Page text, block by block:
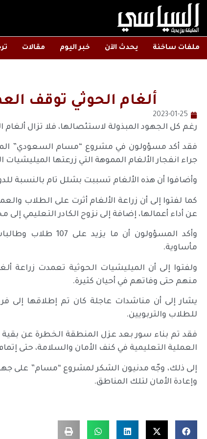
ملفات ساخنة يحدث الآن خبر اليوم مقالات
ألغام الحوثي توقف
2023-01-25
رغم كل الجهود المبذولة لاستئصالها، فلا تزال
جراء انفجار الألغام المموهة التي زرعتها
وأضافوا أن هذه الألغام تسببت بشلل تام بالنسبة
كما لفتوا إلى أن زراعة الألغام أثرت على الطلاب
عن أداء أعمالها، إضافة إلى نزوح الكادر التعليمي
وأكد المسؤولون أن
مأساوية.
ولفتوا إلى أن الميليشيات الحوثية تعمدت زراعة
منهم حتى وفاتهم في أحيان كثيرة.
يشار إلى أن مناشدات عاجلة كان تم إطلاقها إلى
للطلاب والتربويين.
فقد تم بناء سور بعد عزل المنطقة الخطرة عن بقية
العملية التعليمية في كنف الأمان والسلامة، حتى
إلى ذلك، وجّه مدنيون الشكر لمشروع “مسام” على
وإعادة الأمان لتلك المناطق.